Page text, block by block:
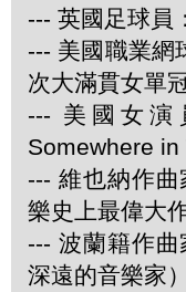
--- 英國足球員
--- 美國職業網
次大滿貫女單冠
--- 美國女演
Somewhere in
--- 維也納作
樂史上最偉大
--- 波蘭籍作
深遠的音樂家）